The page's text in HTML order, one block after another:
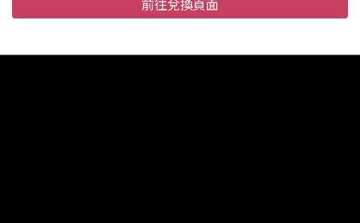
前往兌換頁面